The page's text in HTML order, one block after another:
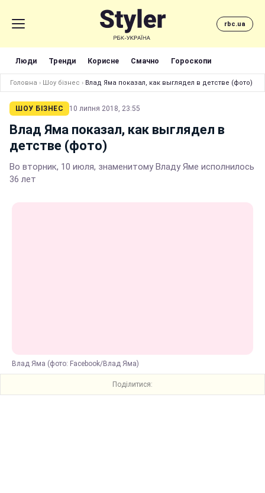
rbc.ua
Люди Тренди Корисне Смачно Гороскопи
Головна › Шоу бізнес › Влад Яма показал, как выглядел в детстве (фото)
ШОУ БІЗНЕС 10 липня 2018, 23:55
Влад Яма показал, как выглядел в
детстве (фото)
Во вторник, 10 июля, знаменитому Владу Яме исполнилось
36 лет
Влад Яма (фото: Facebook/Влад Яма)
Поділитися: